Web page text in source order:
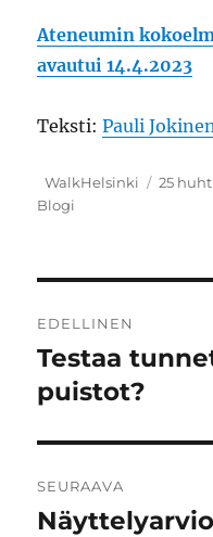
Ateneumin
avautui 14.4.2023
Teksti:Pauli Jokinen
Kirjoittaja
WalkHelsinki 25
Blogi
selaus
EDELLINEN
Edellinen
artikkeli:
Testaa
puistot?
SEURAAVA
Seuraava